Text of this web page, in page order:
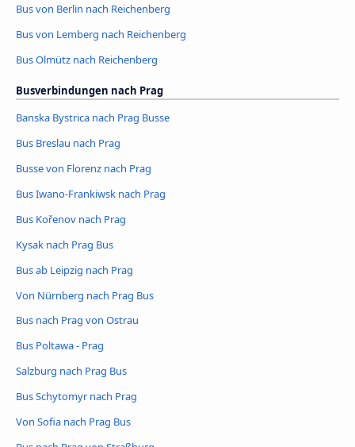
Bus von Berlin nach Reichenberg
Bus von Lemberg nach Reichenberg
Bus Olmütz nach Reichenberg
Busverbindungen nach Prag
Banska Bystrica nach Prag Busse
Bus Breslau nach Prag
Busse von Florenz nach Prag
Bus Iwano-Frankiwsk nach Prag
Bus Kořenov nach Prag
Kysak nach Prag Bus
Bus ab Leipzig nach Prag
Von Nürnberg nach Prag Bus
Bus nach Prag von Ostrau
Bus Poltawa - Prag
Salzburg nach Prag Bus
Bus Schytomyr nach Prag
Von Sofia nach Prag Bus